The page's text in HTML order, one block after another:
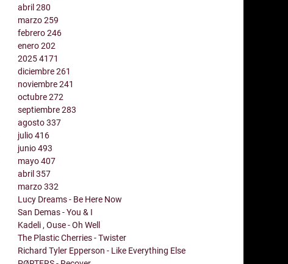
abril280
marzo259
febrero246
enero202
20254171
diciembre261
noviembre241
octubre272
septiembre283
agosto337
julio416
junio493
mayo407
abril357
marzo332
Lucy Dreams - Be Here Now
San Demas - You & I
Kadeli , Ouse - Oh Well
The Plastic Cherries - Twister
Richard Tyler Epperson - Like Everything Else